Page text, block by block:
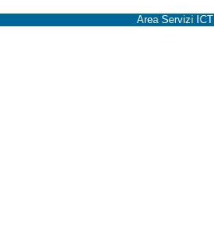
Area Servizi ICT